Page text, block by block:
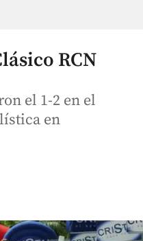
RCN
el 1-2 en el
en